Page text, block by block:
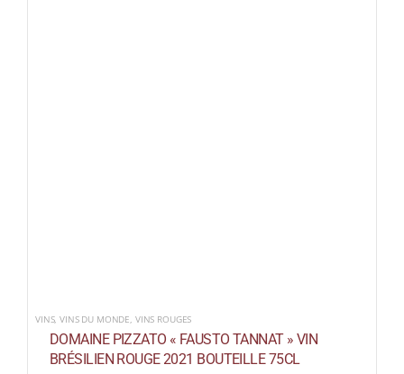
VINS,VINS DU MONDE VINS ROUGES
DOMAINE PIZZATO « FAUSTO TANNAT » VIN
BRÉSILIEN ROUGE 2021 BOUTEILLE 75CL